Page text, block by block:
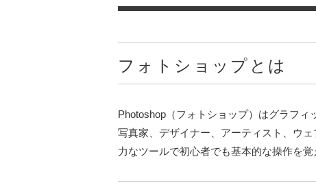
フォトショップとは
Photoshop（フォトショップ）はグラフィ
写真家、デザイナー、アーティスト、ウ
力なツールで初心者でも基本的な操作を